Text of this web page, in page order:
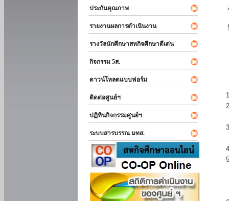
ประกันคุณภาพ
รายงานผลการดำเนินงาน
รางวัลนักศึกษาสหกิจศึกษาดีเด่น
กิจกรรม 5ส.
ดาวน์โหลดแบบฟอร์ม
ติดต่อศูนย์ฯ
ปฏิทินกิจกรรมศูนย์ฯ
ระบบสารบรรณ มทส.